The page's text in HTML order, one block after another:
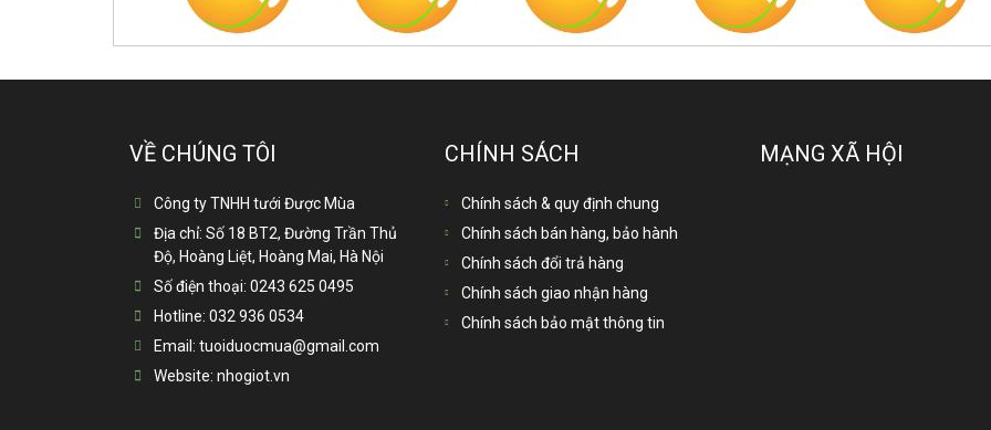
VỀ CHÚNG TÔI
Công ty TNHH tưới Được Mùa
Địa chỉ: Số 18 BT2, Đường Trần Thủ
Độ, Hoàng Liệt, Hoàng Mai, Hà Nội
Số điện thoại: 0243 625 0495
Hotline: 032 936 0534
Email: tuoiduocmua@gmail.com
Website: nhogiot.vn
CHÍNH SÁCH
Chính sách & quy định chung
Chính sách bán hàng, bảo hành
Chính sách đổi trả hàng
Chính sách giao nhận hàng
Chính sách bảo mật thông tin
MẠNG XÃ HỘI